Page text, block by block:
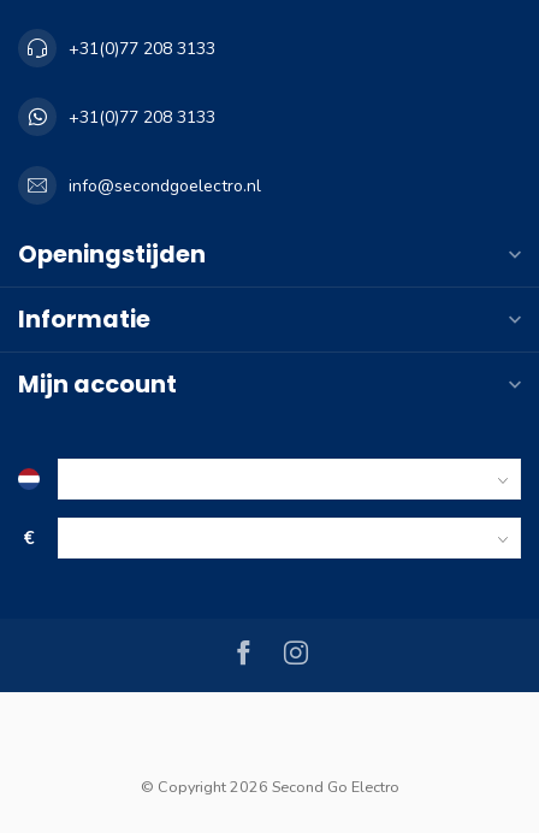
+31(0)77 208 3133
+31(0)77 208 3133
info@secondgoelectro.nl
Openingstijden
Informatie
Mijn account
€
© Copyright 2026 Second Go Electro